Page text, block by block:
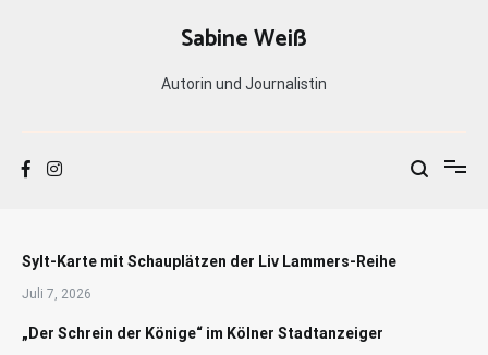
Sabine Weiß
Autorin und Journalistin
Sylt-Karte mit Schauplätzen der Liv Lammers-Reihe
Juli 7, 2026
„Der Schrein der Könige“ im Kölner Stadtanzeiger